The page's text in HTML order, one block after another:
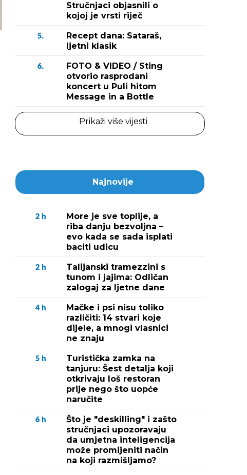
Stručnjaci objasnili o
kojoj je vrsti riječ
5.
Recept dana: Sataraš,
ljetni klasik
6.
FOTO & VIDEO / Sting
otvorio rasprodani
koncert u Puli hitom
Message in a Bottle
Prikaži više vijesti
Najnovije
2 h
More je sve toplije, a
riba danju bezvoljna –
evo kada se sada isplati
baciti udicu
2 h
Talijanski tramezzini s
tunom i jajima: Odličan
zalogaj za ljetne dane
4 h
Mačke i psi nisu toliko
različiti: 14 stvari koje
dijele, a mnogi vlasnici
ne znaju
5 h
Turistička zamka na
tanjuru: Šest detalja koji
otkrivaju loš restoran
prije nego što uopće
naručite
6 h
Što je "deskilling" i zašto
stručnjaci upozoravaju
da umjetna inteligencija
može promijeniti način
na koji razmišljamo?